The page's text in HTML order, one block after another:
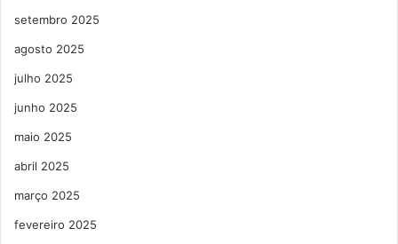
setembro 2025
agosto 2025
julho 2025
junho 2025
maio 2025
abril 2025
março 2025
fevereiro 2025